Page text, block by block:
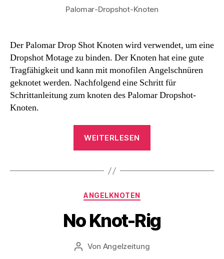
Palomar-Dropshot-Knoten
Der Palomar Drop Shot Knoten wird verwendet, um eine
Dropshot Motage zu binden. Der Knoten hat eine gute
Tragfähigkeit und kann mit monofilen Angelschnüren
geknotet werden. Nachfolgend eine Schritt für
Schrittanleitung zum knoten des Palomar Dropshot-
Knoten.
WEITERLESEN
Kategorien
ANGELKNOTEN
No Knot-Rig
Beitragsautor
Von Angelzeitung